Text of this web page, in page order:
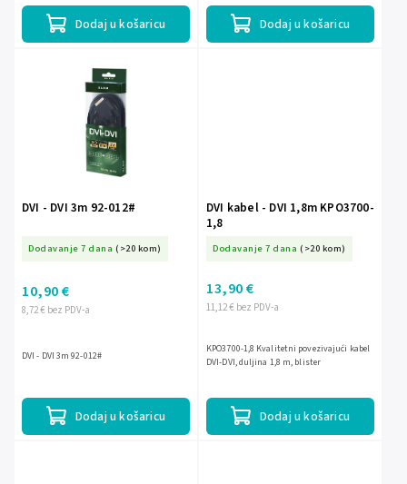
Dodaj u košaricu Dodaj u košaricu
DVI - DVI 3m 92-012#
Dodavanje 7 dana (>20 kom)
8,72 € bez PDV-a
10,90 €
Dodaj u košaricu
DVI - DVI 3m 92-012#
DVI kabel - DVI 1,8m KPO3700-
1,8
Dodavanje 7 dana (>20 kom)
11,12 € bez PDV-a
13,90 €
Dodaj u košaricu
KPO3700-1,8 Kvalitetni povezivajući kabel
DVI-DVI, duljina 1,8 m, blister